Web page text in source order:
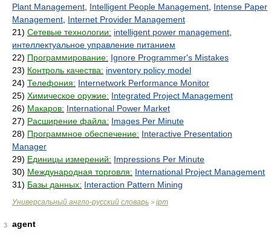
Plant Management Intelligent People Management Intense Paper
Management Internet Provider Management
21) Сетевые технологии: intelligent power management
интеллектуальное управление питанием
22) Программирование: Ignore Programmer's Mistakes
23) Контроль качества: inventory policy model
24) Телефония: Internetwork Performance Monitor
25) Химическое оружие: Integrated Project Management
26) Макаров: International Power Market
27) Расширение файла: Images Per Minute
28) Программное обеспечение: Interactive Presentation
Manager
29) Единицы измерений: Impressions Per Minute
30) Международная торговля: International Project Management
31) Базы данных: Interaction Pattern Mining
Универсальный англо-русский словарь > ipm
3
agent